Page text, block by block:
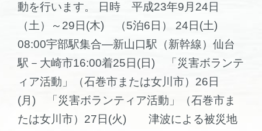
動を行います。 日時 平成23年9月24日
（土）～29日(木) （5泊6日） 24日(土)
08:00宇部駅集合―新山口駅（新幹線）仙台
駅－大崎市16:00着25日(日) 「災害ボランテ
ィア活動」（石巻市または女川市）26日
(月) 「災害ボランティア活動」（石巻市ま
たは女川市）27日(火) 津波による被災地